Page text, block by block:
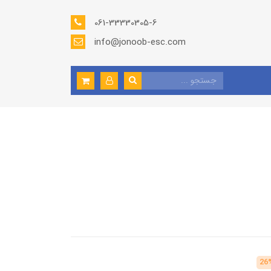
061-33330305-6
info@jonoob-esc.com